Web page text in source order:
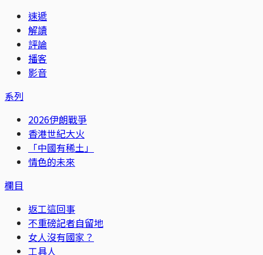
速遞
解讀
評論
播客
影音
系列
2026伊朗戰爭
香港世紀大火
「中國有稀土」
情色的未來
欄目
返工這回事
不重磅記者自留地
女人沒有國家？
工具人